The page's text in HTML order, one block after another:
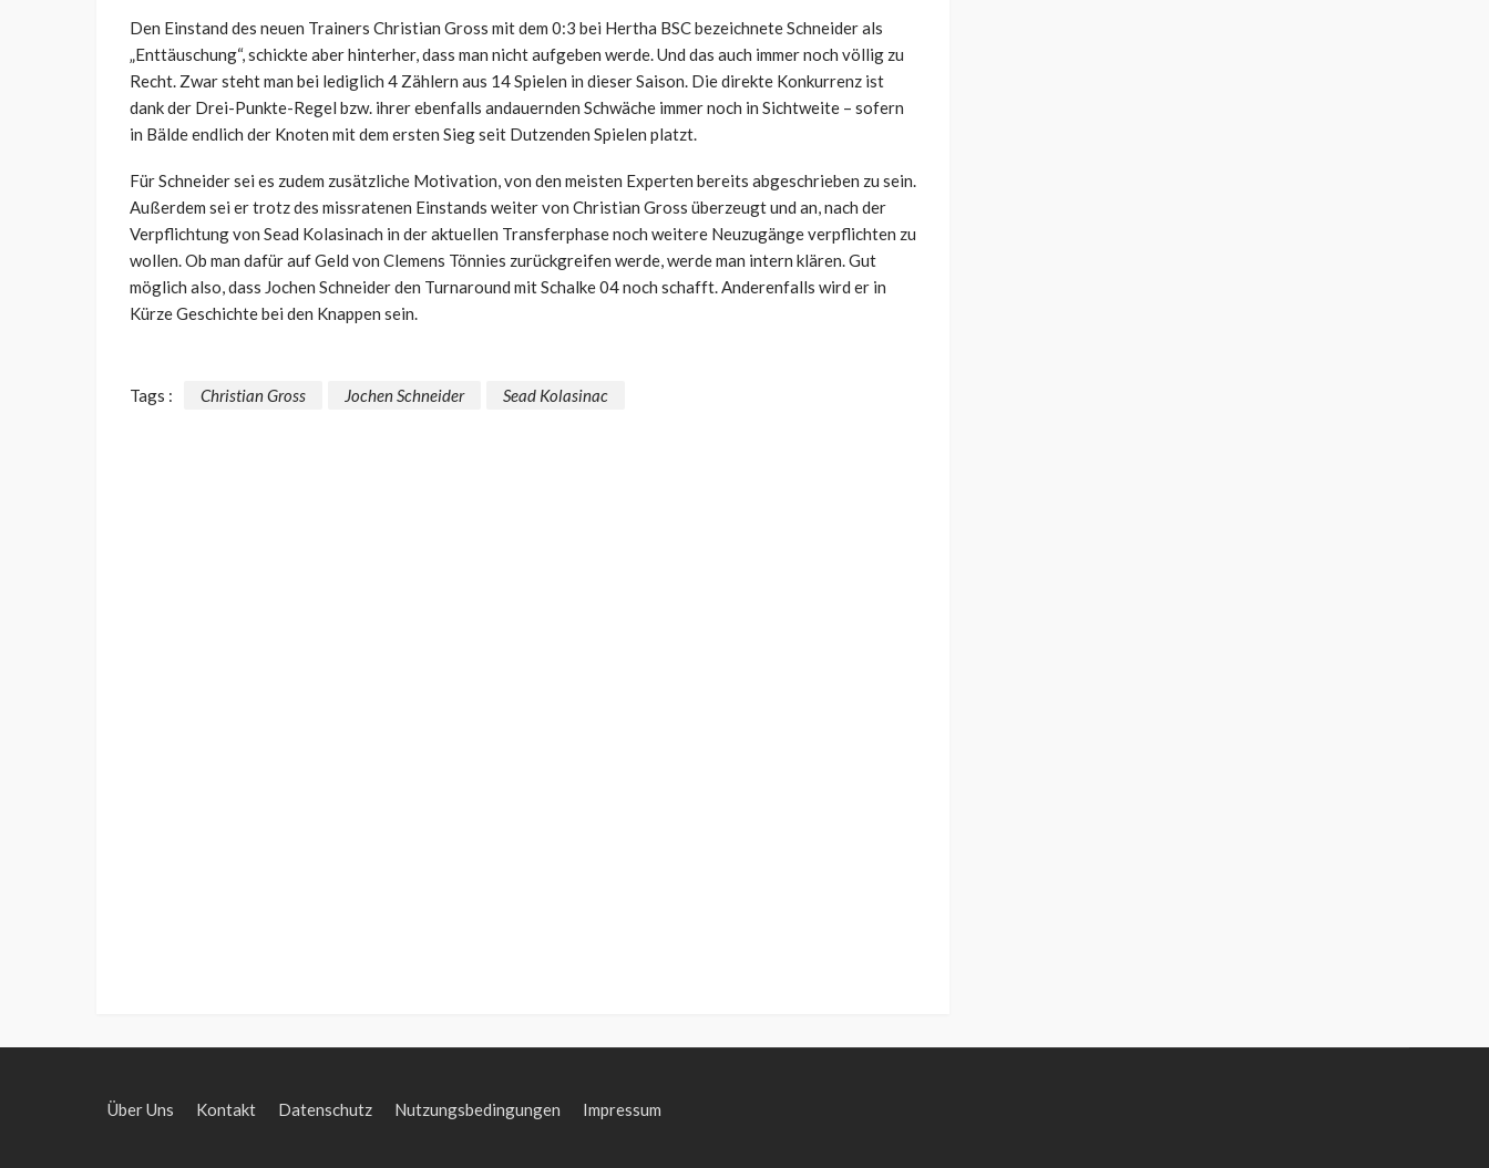
Den Einstand des neuen Trainers Christian Gross mit dem 0:3 bei Hertha BSC bezeichnete Schneider als
„Enttäuschung“, schickte aber hinterher, dass man nicht aufgeben werde. Und das auch immer noch völlig zu
Recht. Zwar steht man bei lediglich 4 Zählern aus 14 Spielen in dieser Saison. Die direkte Konkurrenz ist
dank der Drei-Punkte-Regel bzw. ihrer ebenfalls andauernden Schwäche immer noch in Sichtweite – sofern
in Bälde endlich der Knoten mit dem ersten Sieg seit Dutzenden Spielen platzt.
Für Schneider sei es zudem zusätzliche Motivation, von den meisten Experten bereits abgeschrieben zu sein.
Außerdem sei er trotz des missratenen Einstands weiter von Christian Gross überzeugt und an, nach der
Verpflichtung von Sead Kolasinach in der aktuellen Transferphase noch weitere Neuzugänge verpflichten zu
wollen. Ob man dafür auf Geld von Clemens Tönnies zurückgreifen werde, werde man intern klären. Gut
möglich also, dass Jochen Schneider den Turnaround mit Schalke 04 noch schafft. Anderenfalls wird er in
Kürze Geschichte bei den Knappen sein.
Tags : Christian Gross Jochen Schneider Sead Kolasinac
Über Uns Kontakt Datenschutz Nutzungsbedingungen Impressum